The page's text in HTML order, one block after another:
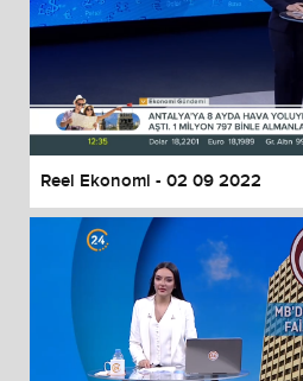
Reel Ekonomi - 02 09 2022